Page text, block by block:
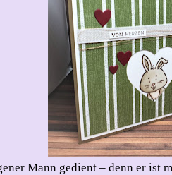
Mann gedient – denn er ist